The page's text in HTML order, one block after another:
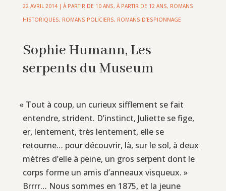
22 AVRIL 2014| À PARTIR DE 10 ANS, À PARTIR DE 12 ANS, ROMANS
HISTORIQUES, ROMANS POLICIERS, ROMANS D’ESPIONNAGE
Sophie Humann, Les
serpents du Museum
« Tout à coup, un curieux sifflement se fait
entendre, strident. D’instinct, Juliette se fige,
er, lentement, très lentement, elle se
retourne… pour découvrir, là, sur le sol, à deux
mètres d’elle à peine, un gros serpent dont le
corps forme un amis d’anneaux visqueux. »
Brrrr… Nous sommes en 1875, et la jeune